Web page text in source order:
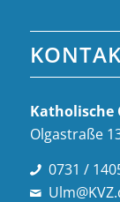
Katholische
Olgastraße
0731 /